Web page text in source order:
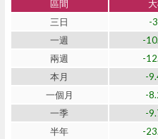
區間
三日
-
一週
-
兩週
-
本月
-
一個月
-
一季
-
半年
-